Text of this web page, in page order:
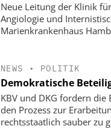
Neue Leitung der Klinik
Angiologie und
Marienkrankenhaus
NEWS • POLITIK
Demokratische
KBV und DKG fordern
den Prozess zur
rechtsstaatlich sauber zu